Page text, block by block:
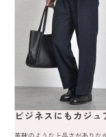
ビジネスにもカジ